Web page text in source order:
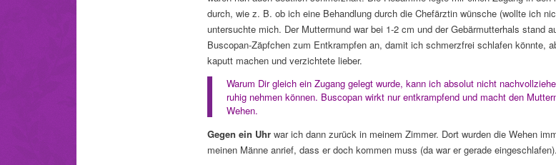
durch, wie z. B. ob ich eine Behandlung durch die Chefärztin wünsche (wollte ich
untersuchte mich. Der Muttermund war bei 1-2 cm und der Gebärmutterhals stand
Buscopan-Zäpfchen zum Entkrampfen an, damit ich schmerzfrei schlafen könnte,
kaputt machen und verzichtete lieber.
Warum Dir gleich ein Zugang gelegt wurde, kann ich absolut nicht
ruhig nehmen können. Buscopan wirkt nur entkrampfend und macht den
Wehen.
Gegen ein Uhrwar ich dann zurück in meinem Zimmer. Dort wurden die Wehen
meinen Männe anrief, dass er doch kommen muss (da war er gerade eingeschlafen).